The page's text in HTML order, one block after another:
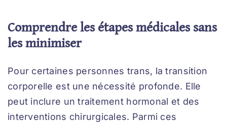
Comprendre les étapes médicales sans
les minimiser
Pour certaines personnes trans, la transition
corporelle est une nécessité profonde. Elle
peut inclure un traitement hormonal et des
interventions chirurgicales. Parmi ces